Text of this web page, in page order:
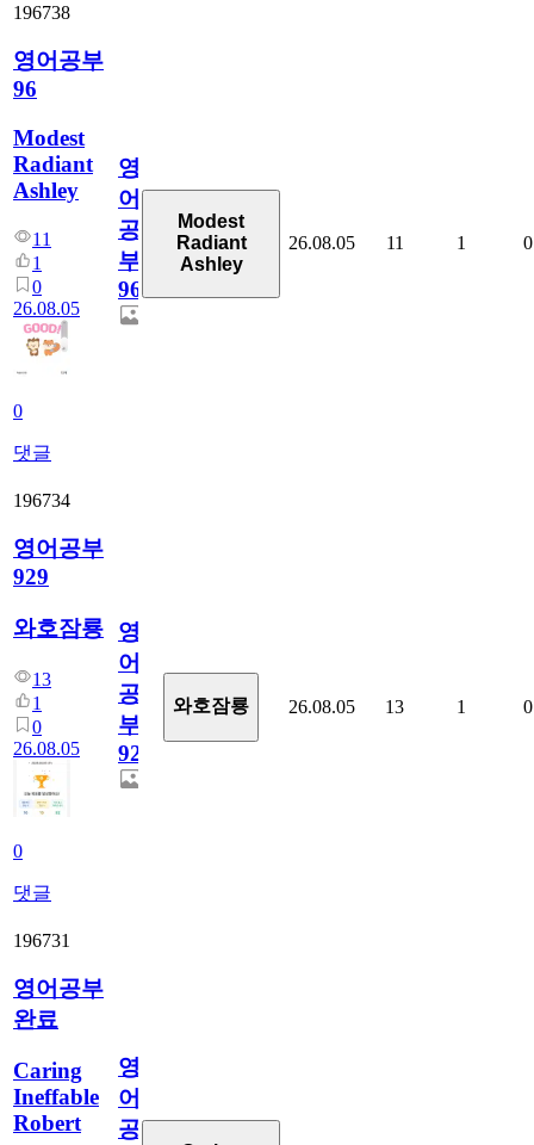
196738
영어공부
96
Modest
Radiant
Ashley
11
1
0
26.08.05
0
댓글
영
어
공
부
96
Modest
Radiant
Ashley
26.08.05 11 1 0
196734
영어공부
929
와호잠룡
13
1
0
26.08.05
0
댓글
영
어
공
부
929
와호잠룡 26.08.05 13 1 0
196731
영어공부
완료
Caring
Ineffable
Robert
영
어
공